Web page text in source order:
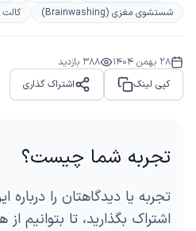
شستشوی مغزی (Brainwashing)
کالت
28 بهمن 1404 388 بازدید
کپی لینک
اشتراک گذاری
Share
تجربه شما چیست؟
تجربه یا دیدگاهتان را
اشتراک بگذارید، تا بتوانیم